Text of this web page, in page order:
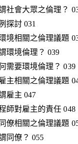
會大眾之倫理？
探討 031
相關之倫理議題
境倫理？ 039
要環境倫理？ 039
相關之倫理議題
雇主 047
對雇主的責任 048
相關之倫理議題
同僚？ 055